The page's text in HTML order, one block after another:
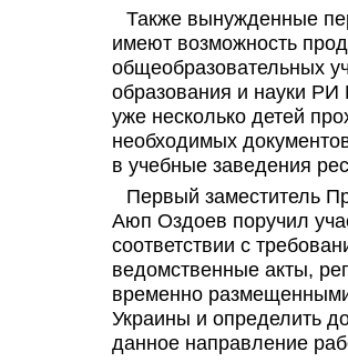
Также вынужденные
имеют возможность
общеобразовательных
образования и науки РИ
уже несколько детей
необходимых
в учебные заведения
Первый заместитель
Аюп Оздоев поручил
соответствии с
ведомственные акты,
временно
Украины и определить
данное направление